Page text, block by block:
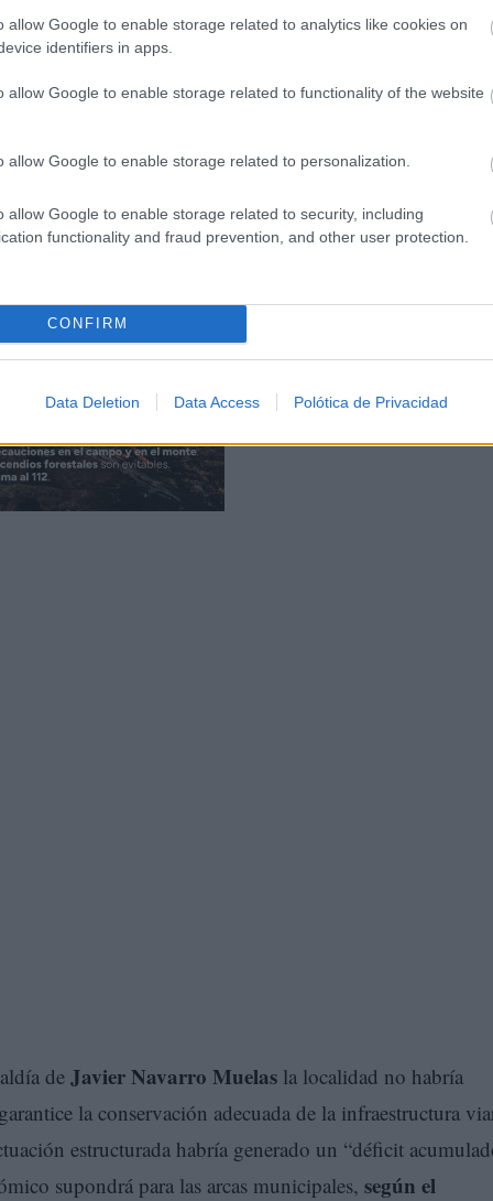
allow Google to enable storage related to analytics like cookies on
identifiers in apps.
allow Google to enable storage related to functionality of the website
allow Google to enable storage related to personalization.
allow Google to enable storage related to security, including
functionality and fraud prevention, and other user protection.
CONFIRM
Data Deletion Data Access Polótica de Privacidad
estaría teniendo consecuencias directas para
que utilizan a diario las vías públicas. En ese sentido,
degradado y asfaltado en mal estado
extendida que, a su juicio, evidencia una gestión
de Javier Navarro Muelas la localidad no habría
la conservación adecuada de la infraestructura
estructurada habría generado un “déficit
supondrá para las arcas municipales, según el